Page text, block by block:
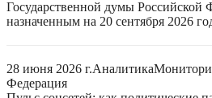
Государственной думы Российской
назначенным на 20 сентября 2026
28 июня 2026 г.Аналитика
Федерация